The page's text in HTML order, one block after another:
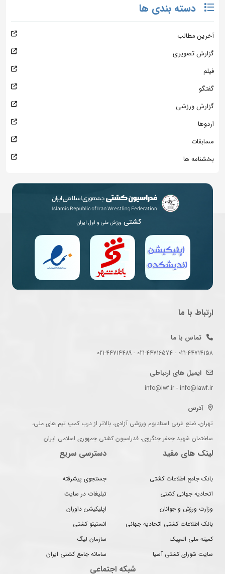
دسته بندی ها
آخرین مطالب
گزارش تصویری
فیلم
گفتگو
گزارش ورزشی
اردوها
مسابقات
بخشنامه ها
کشتی ورزش ملی و اول ایران
ارتباط با ما
تماس با ما
021-44714158 - 021-44716574 - 021-44714489
ایمیل های ارتباطی
info@iwf.ir - info@iawf.ir
آدرس
تهران، ضلع غربی استادیوم ورزشی آزادی، بالاتر از درب کمپ تیم های ملی،
ساختمان شهید جعفر جنگروی، فدراسیون کشتی جمهوری اسلامی ایران
لینک های مفید
بانک جامع اطلاعات کشتی
اتحادیه جهانی کشتی
وزارت ورزش و جوانان
بانک اطلاعات کشتی اتحادیه جهانی
کمیته ملی المپیک
سایت شورای کشتی آسیا
دسترسی سریع
جستجوی پیشرفته
تبلیغات در سایت
اپلیکیشن داوران
انستیتو کشتی
سازمان لیگ
سامانه جامع کشتی ایران
شبکه اجتماعی